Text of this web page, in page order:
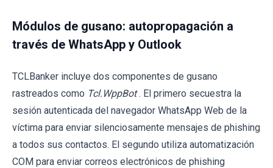
Módulos de gusano: autopropagación a
través de WhatsApp y Outlook
TCLBanker incluye dos componentes de gusano
rastreados como Tcl.WppBot . El primero secuestra la
sesión autenticada del navegador WhatsApp Web de la
víctima para enviar silenciosamente mensajes de phishing
a todos sus contactos. El segundo utiliza automatización
COM para enviar correos electrónicos de phishing